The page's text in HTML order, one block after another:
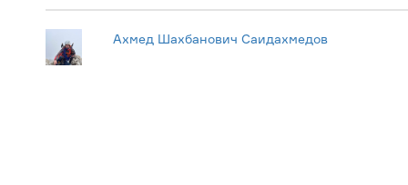
Ахмед Шахбанович Саидахмедов